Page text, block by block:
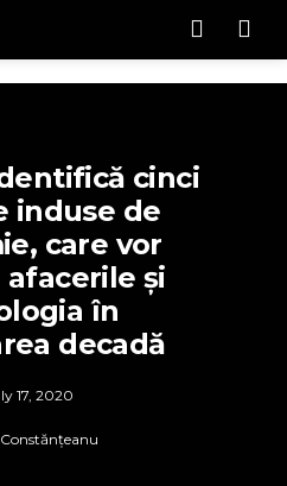
cinci
induse de
care vor
și
în
decadă
17, 2020